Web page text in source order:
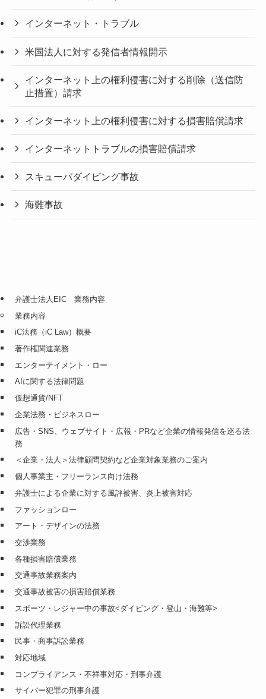
インターネット・トラブル
米国法人に対する発信者情報開示
インターネット上の権利侵害に対する削除（送信防
止措置）請求
インターネット上の権利侵害に対する損害賠償請求
インターネットトラブルの損害賠償請求
スキューバダイビング事故
海難事故
弁護士法人EIC 業務内容
業務内容
iC法務（iC Law）概要
著作権関連業務
エンターテイメント・ロー
AIに関する法律問題
仮想通貨/NFT
企業法務・ビジネスロー
広告・SNS、ウェブサイト・広報・PRなど企業の情報発信を巡る法
務
＜企業・法人＞法律顧問契約など企業対象業務のご案内
個人事業主・フリーランス向け法務
弁護士による企業に対する風評被害、炎上被害対応
ファッションロー
アート・デザインの法務
交渉業務
各種損害賠償業務
交通事故業務案内
交通事故被害の損害賠償業務
スポーツ・レジャー中の事故<ダイビング・登山・海難等>
訴訟代理業務
民事・商事訴訟業務
対応地域
コンプライアンス・不祥事対応・刑事弁護
サイバー犯罪の刑事弁護